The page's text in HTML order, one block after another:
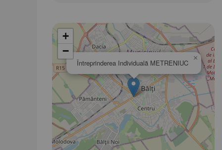
Întreprinderea Individuală METRENIUC
×
+
−